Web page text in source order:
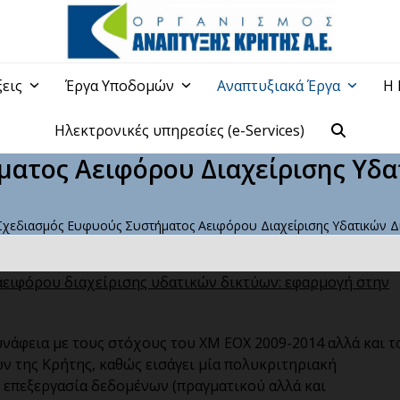
Έργα Υποδομών Αναπτυξιακά Έργα Η
Ηλεκτρονικές υπηρεσίες (e-Services)
Αειφόρου Διαχείρισης
Ευφυούς Συστήματος Αειφόρου Διαχείρισης Υδατικών
διαχείρισης υδατικών δικτύων: εφαρμογή στην
με τους στόχους του ΧΜ ΕΟΧ 2009-2014 αλλά και
Κρήτης, καθώς εισάγει μία πολυκριτηριακή
δεδομένων (πραγματικού αλλά και